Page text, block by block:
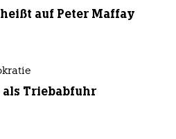
auf Peter Maffay
als Triebabfuhr